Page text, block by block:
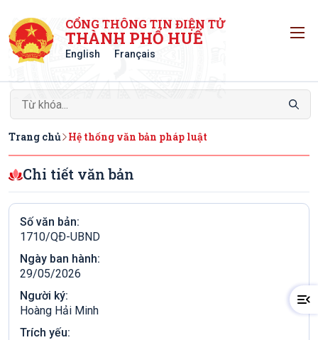
CỔNG THÔNG TIN ĐIỆN TỬ
THÀNH PHỐ HUẾ
English Français
Trang chủ Hệ thống văn bản pháp luật
Chi tiết văn bản
Số văn bản:
1710/QÐ-UBND
Ngày ban hành:
29/05/2026
Người ký:
Hoàng Hải Minh
Trích yếu: